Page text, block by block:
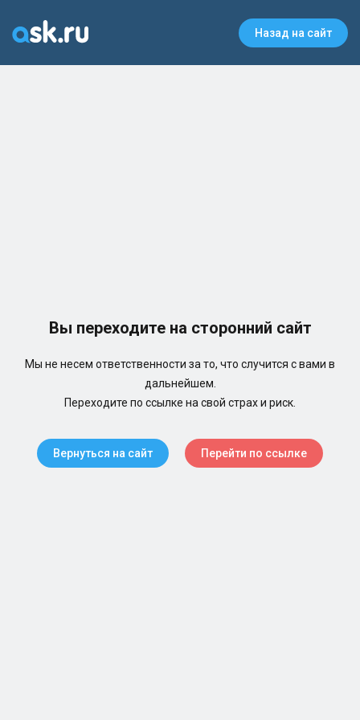
Назад на сайт
Вы переходите на сторонний сайт
Мы не несем ответственности за то, что случится с вами в
дальнейшем.
Переходите по ссылке на свой страх и риск.
Вернуться на сайт Перейти по ссылке